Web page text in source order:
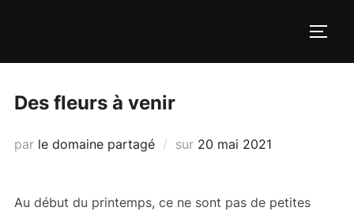
Des fleurs à venir
par le domaine partagé sur Publié
20 mai 2021
Au début du printemps, ce ne sont pas de petites